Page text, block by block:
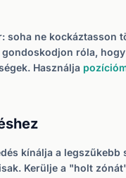
soha ne kockáztasson
gondoskodjon róla,
Használja
kínálja a legszűkebb
Kerülje a "holt